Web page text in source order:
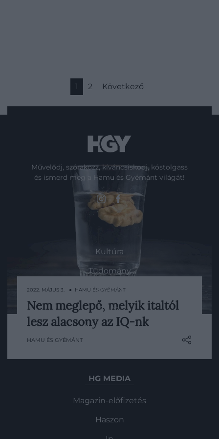
Rengeteg tanulmány kimutatta már, de
soha nem árt újra felidézni.
2022. MÁJUS 3. ● HAMU ÉS GYÉMÁNT
Nem meglepő, melyik italtól
lesz alacsony az IQ-nk
HAMU ÉS GYÉMÁNT
1 2 Következő
Művelődj, szórakozz, kíváncsiskodj, kóstolgass
és ismerd meg a Hamu és Gyémánt világát!
ROVATOK
Kultúra
Tudomány
Utazás
Pénz
Gasztronómia
HG MEDIA
Magazin-előfizetés
Haszon